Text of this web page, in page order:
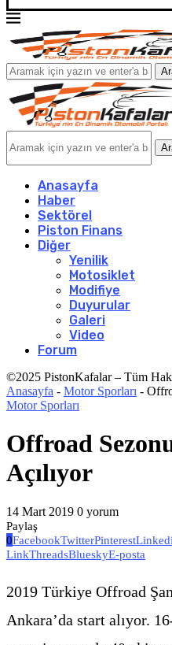
Anasayfa
Haber
Sektörel
Piston Finans
Diğer
Yenilik
Motosiklet
Modifiye
Duyurular
Galeri
Video
Forum
©2025 PistonKafalar – Tüm
Anasayfa - Motor Sporları -
Motor Sporları
Offroad
Açılıyor
14 Mart 2019 0 yorum
Paylaş
0FacebookTwitterPinterest
LinkThreadsBlueskyE-posta
2019 Türkiye Offroad
Ankara’da start alıyor.